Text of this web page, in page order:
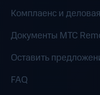
Комплаенс и
Документы MTC
Оставить
FAQ